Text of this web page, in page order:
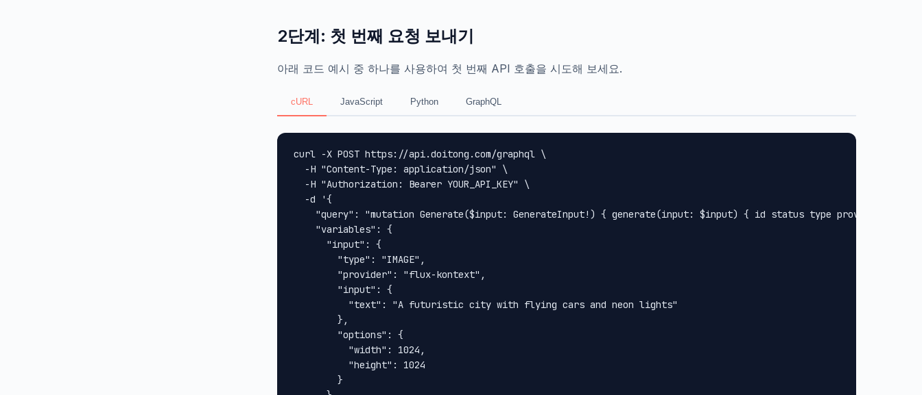
2단계: 첫 번째 요청 보내기
아래 코드 예시 중 하나를 사용하여 첫 번째 API 호출을 시도해 보세요.
cURL JavaScript Python GraphQL
curl -X POST https://api.doitong.com/graphql \
  -H "Content-Type: application/json" \
  -H "Authorization: Bearer YOUR_API_KEY" \
  -d '{
"query": "mutation Generate($input: GenerateInput!) { generate(input: $input) { id status type provider url
    "variables": {
      "input": {
        "type": "IMAGE",
        "provider": "flux-kontext",
        "input": {
          "text": "A futuristic city with flying cars and neon lights"
        },
        "options": {
          "width": 1024,
          "height": 1024
        }